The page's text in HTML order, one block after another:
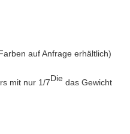
auf Anfrage erhältlich)
mit nur 1/7Die das Gewicht